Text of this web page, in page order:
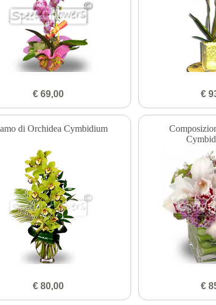
€ 69,00 €
di Orchidea Cymbidium
€ 80,00 €